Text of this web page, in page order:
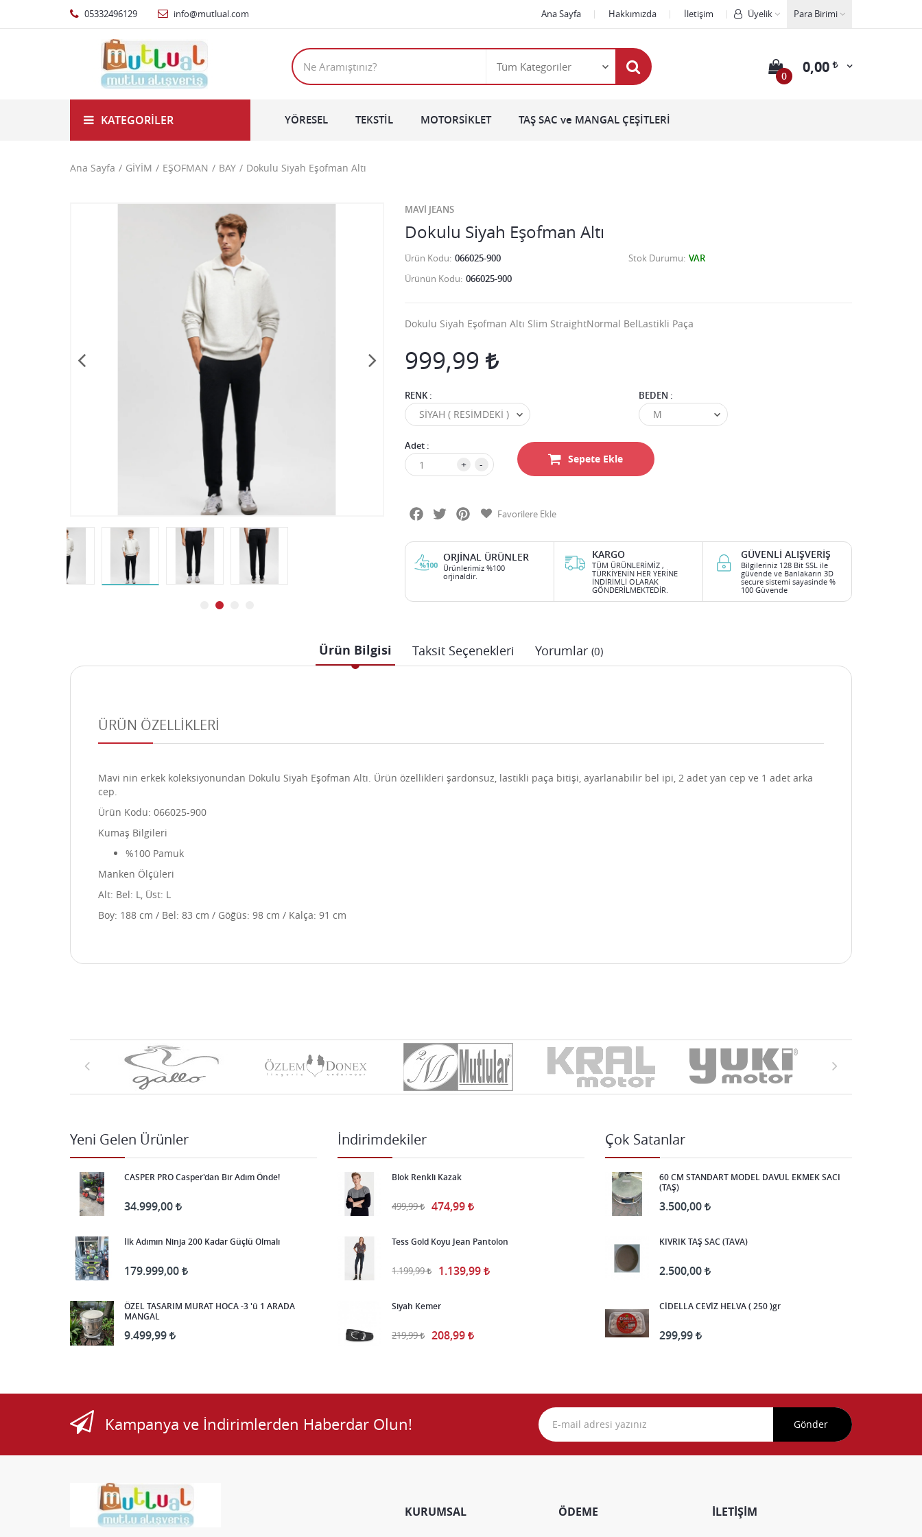
05332496129 info@mutlual.com Para Birimi
Üyelik
Ana Sayfa Hakkımızda İletişim
0 0,00
KATEGORILER YÖRESEL TEKSTİL MOTORSİKLET TAŞ SAC ve MANGAL ÇEŞİTLERİ
Ana Sayfa GİYİM EŞOFMAN BAY Dokulu Siyah Eşofman Altı
MAVİ JEANS
Dokulu Siyah Eşofman Altı
Ürün Kodu 066025-900 Stok Durumu VAR
Ürünün Kodu 066025-900
Dokulu Siyah Eşofman Altı Slim StraightNormal BelLastikli Paça
999,99
RENK : BEDEN :
Adet :
+ - Sepete Ekle
FacebookTwitterPinterestFavorilere Ekle
ORJINAL ÜRÜNLER
Ürünlerimiz %100
orjinaldir.
KARGO
TÜM ÜRÜNLERİMİZ ,
TÜRKİYENİN HER YERİNE
İNDİRİMLİ OLARAK
GÖNDERİLMEKTEDİR.
GÜVENLI ALIŞVERIŞ
Bilgileriniz 128 Bit SSL ile
güvende ve Banlakarın 3D
secure sistemi sayasinde %
100 Güvende
Ürün Bilgisi Taksit Seçenekleri Yorumlar (0)
ÜRÜN ÖZELLİKLERİ
Mavi nin erkek koleksiyonundan Dokulu Siyah Eşofman Altı. Ürün özellikleri şardonsuz, lastikli paça bitişi, ayarlanabilir bel ipi, 2 adet yan cep ve 1 adet arka
cep.
Ürün Kodu: 066025-900
Kumaş Bilgileri
%100 Pamuk
Manken Ölçüleri
Alt: Bel: L, Üst: L
Boy: 188 cm / Bel: 83 cm / Göğüs: 98 cm / Kalça: 91 cm
Yeni Gelen Ürünler
CASPER PRO Casper'dan Bir Adım Önde!
34.999,00
İlk Adımın Ninja 200 Kadar Güçlü Olmalı
179.999,00
ÖZEL TASARIM MURAT HOCA -3 'ü 1 ARADA
MANGAL
9.499,99
İndirimdekiler
Blok Renkli Kazak
499,99 474,99
Tess Gold Koyu Jean Pantolon
1.199,99 1.139,99
Siyah Kemer
219,99 208,99
Çok Satanlar
60 CM STANDART MODEL DAVUL EKMEK SACI
(TAŞ)
3.500,00
KIVRIK TAŞ SAC (TAVA)
2.500,00
CİDELLA CEVİZ HELVA ( 250 )gr
299,99
Kampanya ve İndirimlerden Haberdar Olun! Gönder
KURUMSAL ÖDEME İLETİŞİM